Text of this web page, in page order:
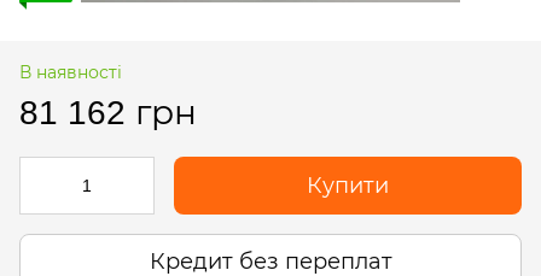
В наявності
81 162 грн
Купити
Кредит без переплат